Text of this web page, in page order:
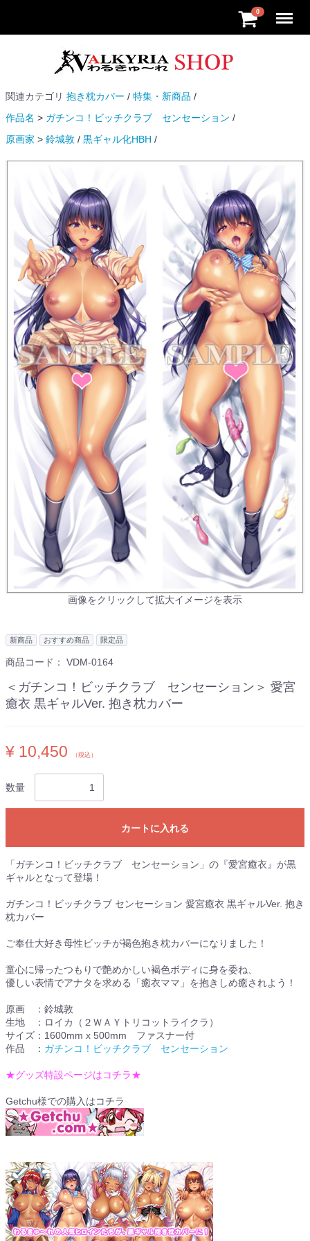
0
関連カテゴリ 抱き枕カバー
特集・新商品
作品名
ガチンコ！ビッチクラブ センセーション
原画家
鈴城敦 黒ギャル化HBH
画像をクリックして拡大イメージを表示
新商品 おすすめ商品 限定品
商品コード： VDM-0164
＜ガチンコ！ビッチクラブ センセーション＞ 愛宮
癒衣 黒ギャルVer. 抱き枕カバー
¥ 10,450 （税込）
数量
カートに入れる
「ガチンコ！ビッチクラブ センセーション」の『愛宮癒衣』が黒
ギャルとなって登場！
ガチンコ！ビッチクラブ センセーション 愛宮癒衣 黒ギャルVer. 抱き
枕カバー
ご奉仕大好き母性ビッチが褐色抱き枕カバーになりました！
童心に帰ったつもりで艶めかしい褐色ボディに身を委ね、
優しい表情でアナタを求める「癒衣ママ」を抱きしめ癒されよう！
原画 ：鈴城敦
生地 ：ロイカ（２ＷＡＹトリコットライクラ）
サイズ：1600mm x 500mm ファスナー付
作品 ： ガチンコ！ビッチクラブ センセーション
★グッズ特設ページはコチラ★
Getchu様での購入はコチラ